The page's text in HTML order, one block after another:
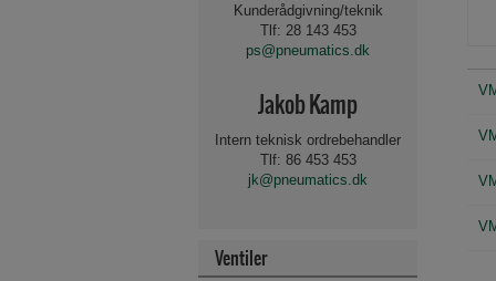
Kunderådgivning/teknik
Tlf: 28 143 453
ps@pneumatics.dk
Jakob Kamp
Intern teknisk ordrebehandler
Tlf: 86 453 453
jk@pneumatics.dk
Beslag og tilbehør for
Ventiler